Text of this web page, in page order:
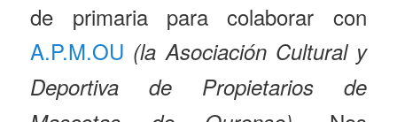
de primaria para colaborar con
A.P.M.OU (la Asociación Cultural y
Deportiva de Propietarios de